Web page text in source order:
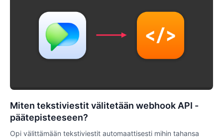
Miten tekstiviestit välitetään webhook API -
päätepisteeseen?
Opi välittämään tekstiviestit automaattisesti mihin tahansa